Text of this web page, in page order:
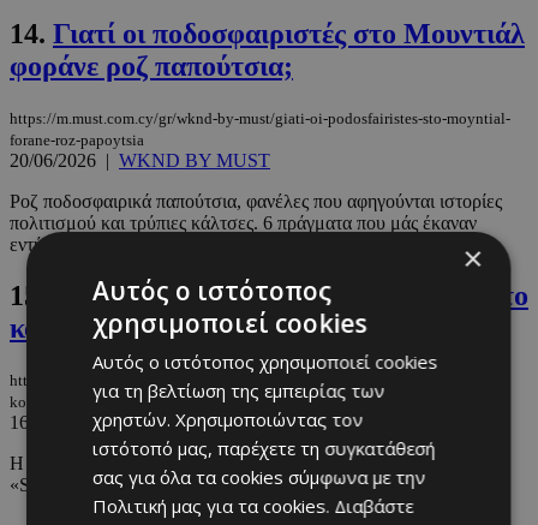
14. Γιατί οι ποδοσφαιριστές στο Μουντιάλ
φοράνε ροζ παπούτσια;
https://m.must.com.cy/gr/wknd-by-must/giati-oi-podosfairistes-sto-moyntial-
forane-roz-papoytsia
20/06/2026 | WKND BY MUST
Ροζ ποδοσφαιρικά παπούτσια, φανέλες που αφηγούνται ιστορίες
πολιτισμού και τρύπιες κάλτσες. 6 πράγματα που μάς έκαναν
εντύπωση ...
15.
Zendaya & Tom: Η εμφάνισή τους στο
κόκκινο χαλί μετά από 5 χρόνια
https://m.must.com.cy/gr/people/celebs/zendaya-tom-i-emfanisi-toys-sto-
kokkino-xali-meta-apo-5-xronia
16/06/2026|CELEBS
Η ρομαντική τους εμφάνιση στο κόκκινο χαλί για την ταινία
«Spider-Man: No Way Home.
×
Αυτός ο ιστότοπος
χρησιμοποιεί cookies
Αυτός ο ιστότοπος χρησιμοποιεί cookies
για τη βελτίωση της εμπειρίας των
χρηστών. Χρησιμοποιώντας τον
ιστότοπό μας, παρέχετε τη συγκατάθεσή
σας για όλα τα cookies σύμφωνα με την
Πολιτική μας για τα cookies. Διαβάστε